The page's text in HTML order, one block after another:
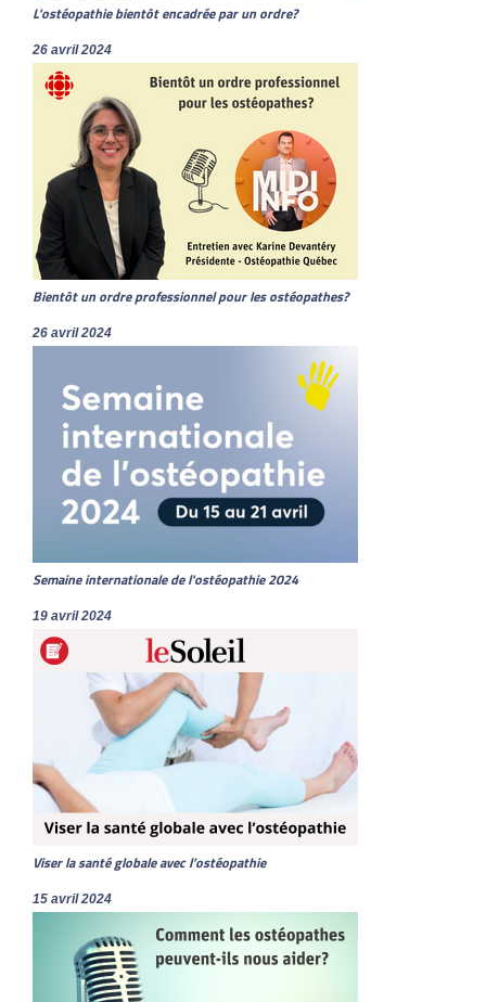
L'ostéopathie bientôt encadrée par un ordre?
26 avril 2024
Bientôt un ordre professionnel pour les ostéopathes?
26 avril 2024
Semaine internationale de l'ostéopathie 2024
19 avril 2024
Viser la santé globale avec l’ostéopathie
15 avril 2024